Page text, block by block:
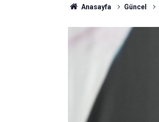
Anasayfa Güncel